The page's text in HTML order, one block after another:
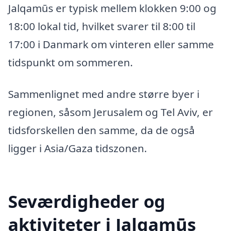
Jalqamūs er typisk mellem klokken 9:00 og
18:00 lokal tid, hvilket svarer til 8:00 til
17:00 i Danmark om vinteren eller samme
tidspunkt om sommeren.
Sammenlignet med andre større byer i
regionen, såsom Jerusalem og Tel Aviv, er
tidsforskellen den samme, da de også
ligger i Asia/Gaza tidszonen.
Seværdigheder og
aktiviteter i Jalqamūs